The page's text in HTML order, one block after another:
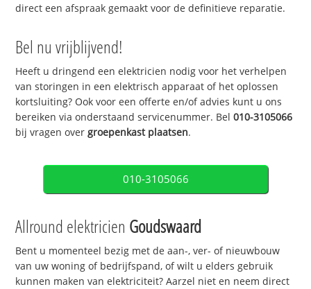
direct een afspraak gemaakt voor de definitieve reparatie.
Bel nu vrijblijvend!
Heeft u dringend een elektricien nodig voor het verhelpen
van storingen in een elektrisch apparaat of het oplossen
kortsluiting? Ook voor een offerte en/of advies kunt u ons
bereiken via onderstaand servicenummer. Bel010-3105066
bij vragen over groepenkast plaatsen.
010-3105066
Allround elektricien Goudswaard
Bent u momenteel bezig met de aan-, ver- of nieuwbouw
van uw woning of bedrijfspand, of wilt u elders gebruik
kunnen maken van elektriciteit? Aarzel niet en neem direct